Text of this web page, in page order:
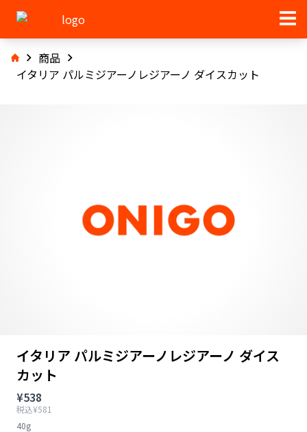
商品
イタリア パルミジアーノレジアーノ ダイスカット
イタリア パルミジアーノレジアーノ ダイス
カット
¥538
税込¥581
40g